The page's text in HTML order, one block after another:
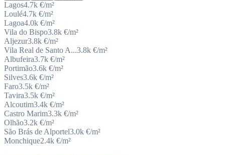
Lagos4.7k €/m²
Loulé4.7k €/m²
Lagoa4.0k €/m²
Vila do Bispo3.8k €/m²
Aljezur3.8k €/m²
Vila Real de Santo A...3.8k €/m²
Albufeira3.7k €/m²
Portimão3.6k €/m²
Silves3.6k €/m²
Faro3.5k €/m²
Tavira3.5k €/m²
Alcoutim3.4k €/m²
Castro Marim3.3k €/m²
Olhão3.2k €/m²
São Brás de Alportel3.0k €/m²
Monchique2.4k €/m²